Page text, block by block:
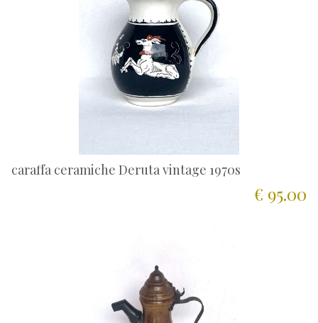
caraffa ceramiche Deruta vintage 1970s
€ 95.00